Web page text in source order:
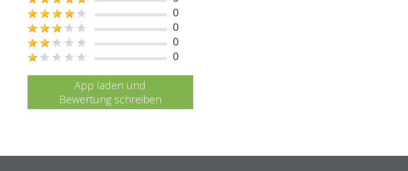
0
0
0
0
App laden und
Bewertung schreiben